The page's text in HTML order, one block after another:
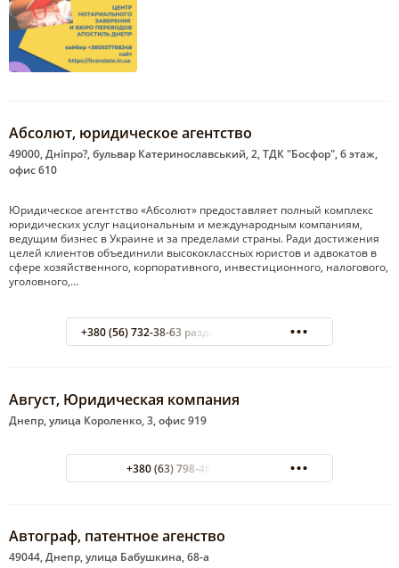
Абсолют, юридическое агентство
49000, Дніпро?, бульвар Катеринославський, 2, ТДК "Босфор", 6 этаж,
офис 610
Юридическое агентство «Абсолют» предоставляет полный комплекс
юридических услуг национальным и международным компаниям,
ведущим бизнес в Украине и за пределами страны. Ради достижения
целей клиентов объединили высококлассных юристов и адвокатов в
сфере хозяйственного, корпоративного, инвестиционного, налогового,
уголовного,…
+380 (56) 732-38-63 раздел "Юридические услуги"
Август, Юридическая компания
Днепр, улица Короленко, 3, офис 919
+380 (63) 798-46-47 Михаил
Автограф, патентное агенство
49044, Днепр, улица Бабушкина, 68-а